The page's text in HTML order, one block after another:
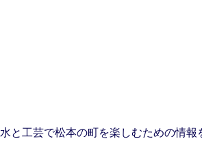
と工芸で松本の町を楽しむための情報